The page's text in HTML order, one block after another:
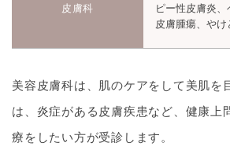
皮膚科
ピー性皮膚炎、
皮膚腫瘍、や
美容皮膚科は、肌のケアをして美肌を
は、炎症がある皮膚疾患など、健康上
療をしたい方が受診します。